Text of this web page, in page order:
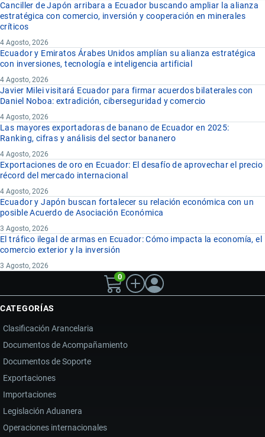
Canciller de Japón arribara a Ecuador buscando ampliar la alianza
estratégica con comercio, inversión y cooperación en minerales
críticos
4 Agosto, 2026
Ecuador y Emiratos Árabes Unidos amplían su alianza estratégica
con inversiones, tecnología e inteligencia artificial
4 Agosto, 2026
Javier Milei visitará Ecuador para firmar acuerdos bilaterales con
Daniel Noboa: extradición, ciberseguridad y comercio
4 Agosto, 2026
Las mayores exportadoras de banano de Ecuador en 2025:
Ranking, cifras y análisis del sector bananero
4 Agosto, 2026
Exportaciones de oro en Ecuador: El desafío de aprovechar el precio
récord del mercado internacional
4 Agosto, 2026
Ecuador y Japón buscan fortalecer su relación económica con un
posible Acuerdo de Asociación Económica
3 Agosto, 2026
El tráfico ilegal de armas en Ecuador: Cómo impacta la economía, el
comercio exterior y la inversión
3 Agosto, 2026
0
CATEGORÍAS
Clasificación Arancelaria
Documentos de Acompañamiento
Documentos de Soporte
Exportaciones
Importaciones
Legislación Aduanera
Operaciones internacionales